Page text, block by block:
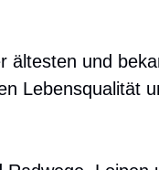
und
Lebensqualität